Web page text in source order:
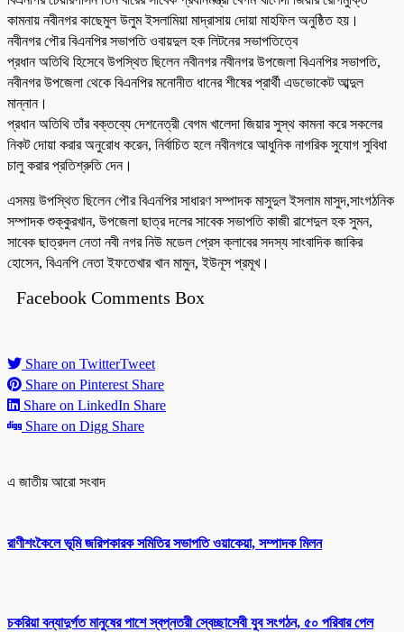
কামনায় নবীনগর কাছেমুল উলুম ইসলামিয়া মাদ্রাসায় দোয়া মাহফিল অনুষ্ঠিত হয়।
নবীনগর পৌর বিএনপির সভাপতি ওবায়দুল হক লিটনের সভাপতিত্বে
প্রধান অতিথি হিসেবে উপস্থিত ছিলেন নবীনগর নবীনগর উপজেলা বিএনপির সভাপতি,
নবীনগর উপজেলা থেকে বিএনপির মনোনীত ধানের শীষের প্রার্থী এডভোকেট আব্দুল
মান্নান।
প্রধান অতিথি তাঁর বক্তব্যে দেশনেত্রী বেগম খালেদা জিয়ার সুস্থ কামনা করে সকলের
নিকট দোয়া করার অনুরোধ করেন, নির্বাচিত হলে নবীনগরে আধুনিক নাগরিক সুযোগ সুবিধা
চালু করার প্রতিশ্রুতি দেন।
এসময় উপস্থিত ছিলেন পৌর বিএনপির সাধারণ সম্পাদক মাসুদুল ইসলাম মাসুদ,সাংগঠনিক
সম্পাদক শুক্কুরখান, উপজেলা ছাত্র দলের সাবেক সভাপতি কাজী রাশেদুল হক সুমন,
সাবেক ছাত্রদল নেতা নবী নগর নিউ মডেল প্রেস ক্লাবের সদস্য সাংবাদিক জাকির
হোসেন, বিএনপি নেতা ইফতেখার খান মামুন, ইউনূস প্রমূখ।
Facebook Comments Box
Share on TwitterTweet
Share on Pinterest Share
Share on LinkedIn Share
Share on Digg Share
এ জাতীয় আরো সংবাদ
রাণীশংকৈলে ভূমি জরিপকারক সমিতির সভাপতি ওয়াকেয়া, সম্পাদক মিলন
চকরিয়া বন্যাদুর্গত মানুষের পাশে স্বপ্নতরী স্বেচ্ছাসেবী যুব সংগঠন, ৫০ পরিবার পেল